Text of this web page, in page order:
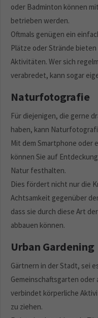
oder Badminton können
betrieben werden.
Oftmals genügen ein
Plätze oder Strände
Aktivitäten. Wer sich
verabredet, kann sogar
Naturfotografie
Für diejenigen, die gerne
haben, kann
Mit dem Smartphone oder
können Sie auf
Natur festhalten.
Dies fördert nicht nur die
Achtsamkeit gegenüber
dass sie durch diese Art
abbauen können.
Urban Gardening
Gärtnern in der Stadt, sei
Gemeinschaftsgarten
verbindet körperliche
zu ziehen.